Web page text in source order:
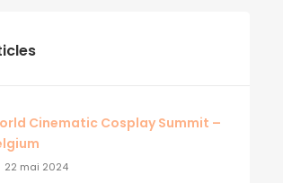
Cinematic Cosplay Summit –
22 mai 2024